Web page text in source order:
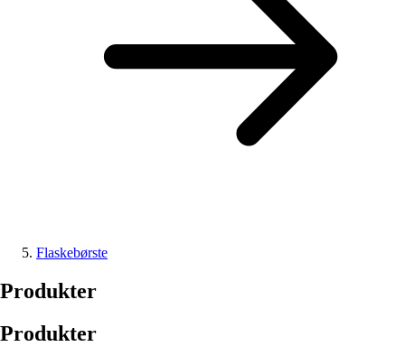
Flaskebørste
Produkter
Produkter